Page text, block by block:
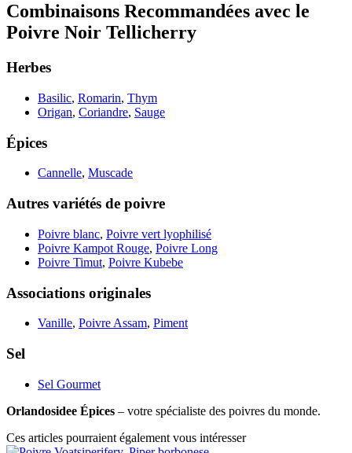
Combinaisons Recommandées avec le
Poivre Noir Tellicherry
Herbes
Basilic, Romarin, Thym
Origan, Coriandre, Sauge
Épices
Cannelle, Muscade
Autres variétés de poivre
Poivre blanc, Poivre vert lyophilisé
Poivre Kampot Rouge, Poivre Long
Poivre Timut, Poivre Kubebe
Associations originales
Vanille, Poivre Assam, Piment
Sel
Sel Gourmet
Orlandosidee Épices – votre spécialiste des poivres du monde.
Ces articles pourraient également vous intéresser